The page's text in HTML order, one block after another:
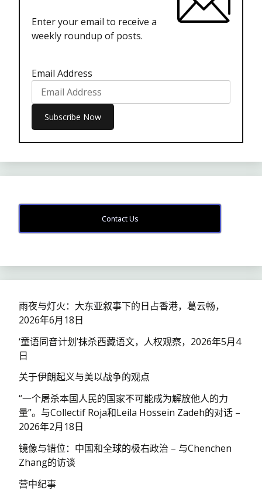
Enter your email to receive a
weekly roundup of posts.
Email Address
Contact Us
雨夜与灯火：大东亚叙事下的日占香港，葛云畅，
2026年6月18日
‘童语同音计划’抹杀西藏语文，人权观察，2026年5月4
日
关于伊朗起义与美以战争的观点
“一个屠杀本国人民的国家不可能成为解放他人的力
量”。与Collectif Roja和Leila Hossein Zadeh的对话 –
2026年2月18日
镜像与错位：中国和全球的极右政治 – 与Chenchen
Zhang的访谈
营中纪事